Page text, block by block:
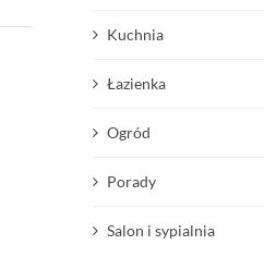
Kuchnia
Łazienka
Ogród
Porady
Salon i sypialnia